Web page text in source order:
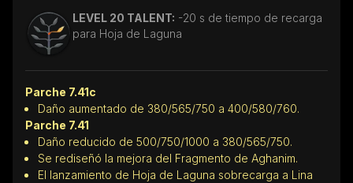
LEVEL 20 TALENT: -20 s de tiempo de recarga
para Hoja de Laguna
Parche 7.41c
Daño aumentado de 380/565/750 a 400/580/760.
Parche 7.41
Daño reducido de 500/750/1000 a 380/565/750.
Se rediseñó la mejora del Fragmento de Aghanim.
El lanzamiento de Hoja de Laguna sobrecarga a Lina